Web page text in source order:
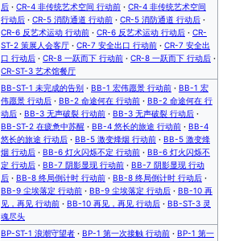
后 · CR-4 非传统艺术空间 行动前 · CR-4 非传统艺术空间
行动后 · CR-5 消防通道 行动前 · CR-5 消防通道 行动后 ·
CR-6 反艺术运动 行动前 · CR-6 反艺术运动 行动后 · CR-
ST-2 策展人会客厅 · CR-7 安全出口 行动前 · CR-7 安全出
口 行动后 · CR-8 一跃而下 行动前 · CR-8 一跃而下 行动后 ·
CR-ST-3 艺术馆餐厅
BB-ST-1 未完成的告别 · BB-1 宏伟愿景 行动前 · BB-1 宏
伟愿景 行动后 · BB-2 命途何在 行动前 · BB-2 命途何在 行
动后 · BB-3 无声破裂 行动前 · BB-3 无声破裂 行动后 ·
BB-ST-2 在疲惫中苏醒 · BB-4 悠长的旅途 行动前 · BB-4
悠长的旅途 行动后 · BB-5 激变烽烟 行动前 · BB-5 激变烽
烟 行动后 · BB-6 灯火闪烁不定 行动前 · BB-6 灯火闪烁不
定 行动后 · BB-7 阴影显现 行动前 · BB-7 阴影显现 行动
后 · BB-8 终局倒计时 行动前 · BB-8 终局倒计时 行动后 ·
BB-9 尘埃落定 行动前 · BB-9 尘埃落定 行动后 · BB-10 再
见，再见 行动前 · BB-10 再见，再见 行动后 · BB-ST-3 灵
魂尽头
BP-ST-1 浪潮守望者 · BP-1 第一次接触 行动前 · BP-1 第一